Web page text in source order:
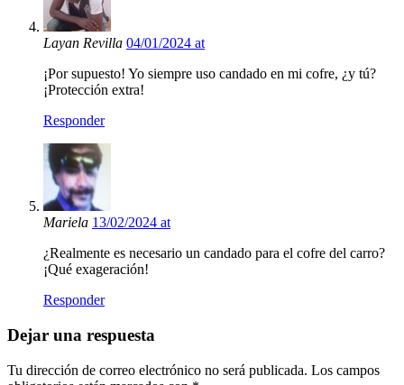
Layan Revilla 04/01/2024 at
¡Por supuesto! Yo siempre uso candado en mi cofre, ¿y tú?
¡Protección extra!
Responder
Mariela 13/02/2024 at
¿Realmente es necesario un candado para el cofre del carro?
¡Qué exageración!
Responder
Dejar una respuesta
Tu dirección de correo electrónico no será publicada. Los campos